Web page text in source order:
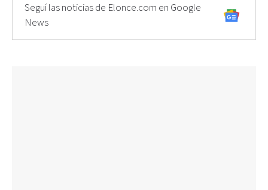
Seguí las noticias de Elonce.com en Google
News